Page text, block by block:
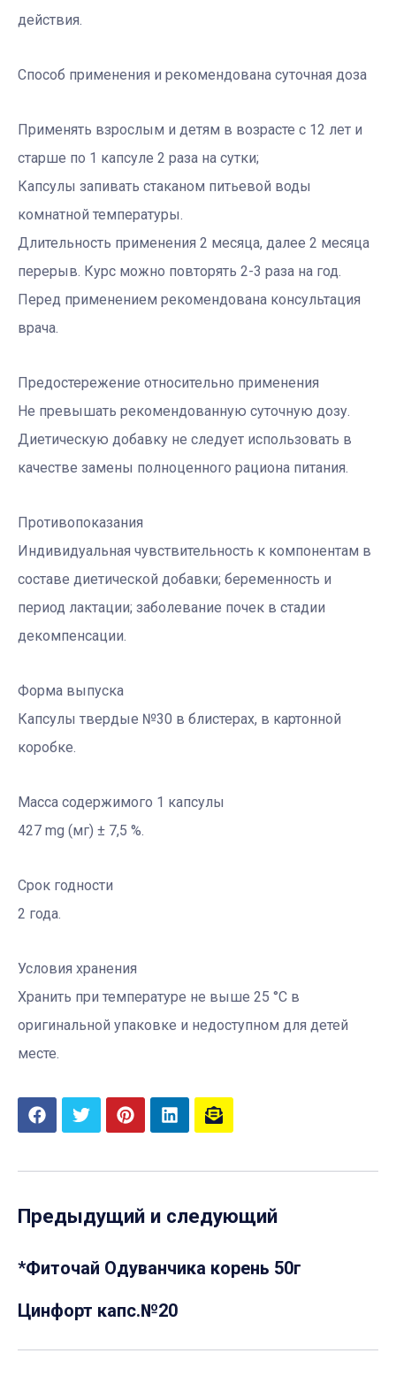
действия.
Способ применения и рекомендована суточная доза
Применять взрослым и детям в возрасте с 12 лет и
старше по 1 капсуле 2 раза на сутки;
Капсулы запивать стаканом питьевой воды
комнатной температуры.
Длительность применения 2 месяца, далее 2 месяца
перерыв. Курс можно повторять 2-3 раза на год.
Перед применением рекомендована консультация
врача.
Предостережение относительно применения
Не превышать рекомендованную суточную дозу.
Диетическую добавку не следует использовать в
качестве замены полноценного рациона питания.
Противопоказания
Индивидуальная чувствительность к компонентам в
составе диетической добавки; беременность и
период лактации; заболевание почек в стадии
декомпенсации.
Форма выпуска
Капсулы твердые №30 в блистерах, в картонной
коробке.
Масса содержимого 1 капсулы
427 mg (мг) ± 7,5 %.
Срок годности
2 года.
Условия хранения
Хранить при температуре не выше 25 °С в
оригинальной упаковке и недоступном для детей
месте.
Предыдущий и следующий
*Фиточай Одуванчика корень 50г
Цинфорт капс.№20